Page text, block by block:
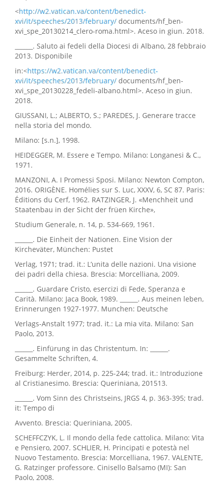
<http://w2.vatican.va/content/benedict-
xvi/it/speeches/2013/february/ documents/hf_ben-
xvi_spe_20130214_clero-roma.html>. Aceso in giun. 2018.
______. Saluto ai fedeli della Diocesi di Albano, 28 febbraio
2013. Disponibile
in:<https://w2.vatican.va/content/benedict-
xvi/it/speeches/2013/february/ documents/hf_ben-
xvi_spe_20130228_fedeli-albano.html>. Aceso in giun.
2018.
GIUSSANI, L.; ALBERTO, S.; PAREDES, J. Generare tracce
nella storia del mondo.
Milano: [s.n.], 1998.
HEIDEGGER, M. Essere e Tempo. Milano: Longanesi & C.,
1971.
MANZONI, A. I Promessi Sposi. Milano: Newton Compton,
2016. ORIGÈNE. Homélies sur S. Luc, XXXV, 6, SC 87. Paris:
Éditions du Cerf, 1962. RATZINGER, J. «Menchheit und
Staatenbau in der Sicht der früen Kirche»,
Studium Generale, n. 14, p. 534-669, 1961.
______. Die Einheit der Nationen. Eine Vision der
Kircheväter, München: Pustet
Verlag, 1971; trad. it.: L’unita delle nazioni. Una visione
dei padri della chiesa. Brescia: Morcelliana, 2009.
______. Guardare Cristo, esercizi di Fede, Speranza e
Carità. Milano: Jaca Book, 1989. ______. Aus meinen leben,
Erinnerungen 1927-1977. Munchen: Deutsche
Verlags-Anstalt 1977; trad. it.: La mia vita. Milano: San
Paolo, 2013.
______. Einfürung in das Christentum. In: ______.
Gesammelte Schriften, 4.
Freiburg: Herder, 2014, p. 225-244; trad. it.: Introduzione
al Cristianesimo. Brescia: Queriniana, 201513.
______. Vom Sinn des Christseins, JRGS 4, p. 363-395; trad.
it: Tempo di
Avvento. Brescia: Queriniana, 2005.
SCHEFFCZYK, L. Il mondo della fede cattolica. Milano: Vita
e Pensiero, 2007. SCHLIER, H. Principati e potestà nel
Nuovo Testamento. Brescia: Morcelliana, 1967. VALENTE,
G. Ratzinger professore. Cinisello Balsamo (MI): San
Paolo, 2008.